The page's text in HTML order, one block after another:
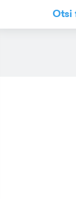
Otsi